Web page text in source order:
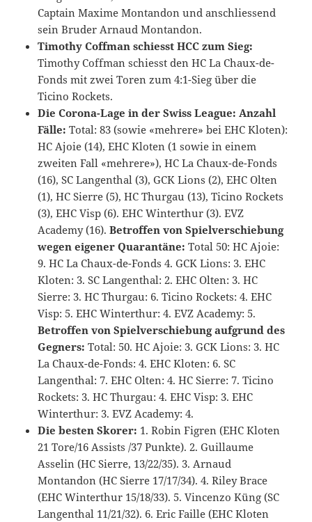
Captain Maxime Montandon und anschliessend
sein Bruder Arnaud Montandon.
Timothy Coffman schiesst HCC zum Sieg:
Timothy Coffman schiesst den HC La Chaux-de-
Fonds mit zwei Toren zum 4:1-Sieg über die
Ticino Rockets.
Die Corona-Lage in der Swiss League: Anzahl
Fälle: Total: 83 (sowie «mehrere» bei EHC Kloten):
HC Ajoie (14), EHC Kloten (1 sowie in einem
zweiten Fall «mehrere»), HC La Chaux-de-Fonds
(16), SC Langenthal (3), GCK Lions (2), EHC Olten
(1), HC Sierre (5), HC Thurgau (13), Ticino Rockets
(3), EHC Visp (6). EHC Winterthur (3). EVZ
Academy (16).Betroffen von Spielverschiebung
wegen eigener Quarantäne: Total 50: HC Ajoie:
9. HC La Chaux-de-Fonds 4. GCK Lions: 3. EHC
Kloten: 3. SC Langenthal: 2. EHC Olten: 3. HC
Sierre: 3. HC Thurgau: 6. Ticino Rockets: 4. EHC
Visp: 5. EHC Winterthur: 4. EVZ Academy: 5.
Betroffen von Spielverschiebung aufgrund des
Gegners: Total: 50. HC Ajoie: 3. GCK Lions: 3. HC
La Chaux-de-Fonds: 4. EHC Kloten: 6. SC
Langenthal: 7. EHC Olten: 4. HC Sierre: 7. Ticino
Rockets: 3. HC Thurgau: 4. EHC Visp: 3. EHC
Winterthur: 3. EVZ Academy: 4.
Die besten Skorer: 1. Robin Figren (EHC Kloten
21 Tore/16 Assists /37 Punkte). 2. Guillaume
Asselin (HC Sierre, 13/22/35). 3. Arnaud
Montandon (HC Sierre 17/17/34). 4. Riley Brace
(EHC Winterthur 15/18/33). 5. Vincenzo Küng (SC
Langenthal 11/21/32). 6. Eric Faille (EHC Kloten